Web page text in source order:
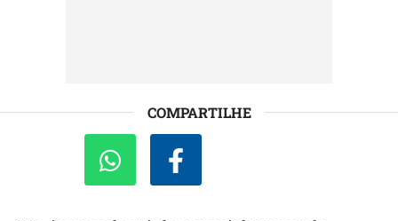
COMPARTILHE